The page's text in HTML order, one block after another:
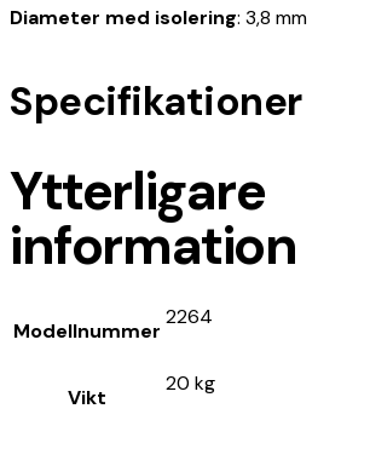
Diameter med isolering: 3,8 mm
Specifikationer
Ytterligare
information
Modellnummer
2264
Vikt
20 kg